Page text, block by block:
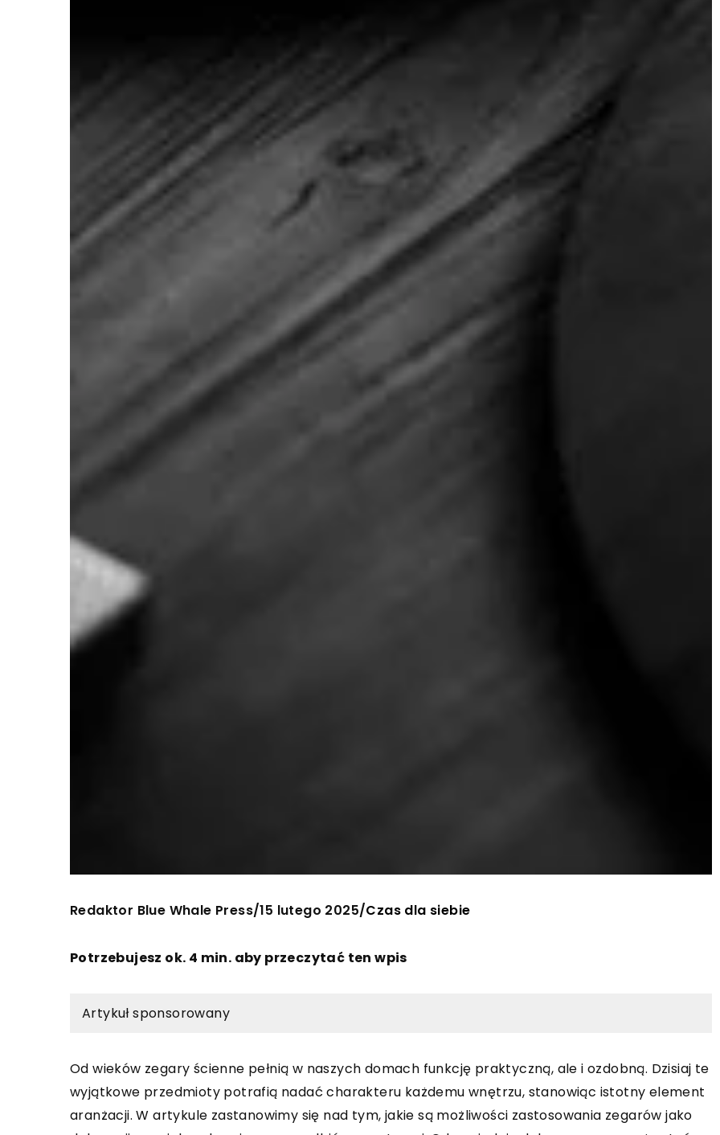
Redaktor Blue Whale Press/15 lutego 2025/Czas dla siebie
Potrzebujesz ok. 4 min. aby przeczytać ten wpis
Artykuł sponsorowany
Od wieków zegary ścienne pełnią w naszych domach funkcję praktyczną, ale i ozdobną. Dzisiaj te
wyjątkowe przedmioty potrafią nadać charakteru każdemu wnętrzu, stanowiąc istotny element
aranżacji. W artykule zastanowimy się nad tym, jakie są możliwości zastosowania zegarów jako